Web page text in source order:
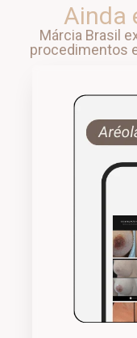
Ainda
Márcia Brasil
procedimentos